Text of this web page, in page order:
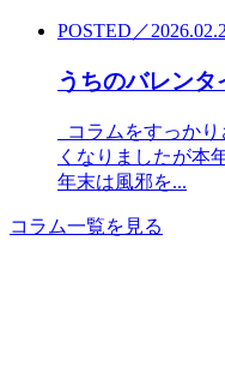
POSTED／
うちのバレンタ
コラムをすっか
くなりましたが本
年末は風邪を...
コラム一覧を見る